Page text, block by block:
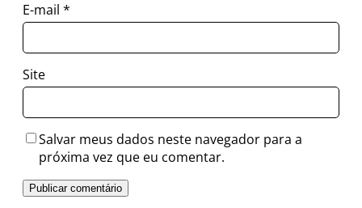
E-mail *
Site
Salvar meus dados neste navegador para a
próxima vez que eu comentar.